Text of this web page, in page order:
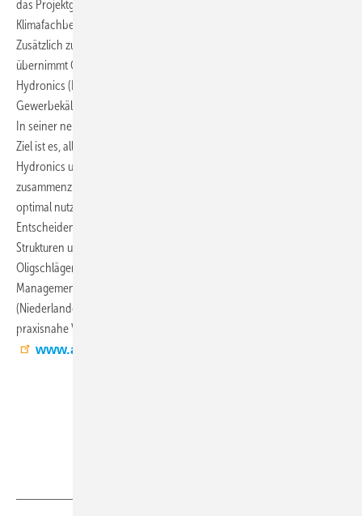
das Projektgeschäft mit Planungsbüros, Key-Account-Kunden und
Klimafachbetrieben sowie Großhändlern und Distributoren.
Zusätzlich zum Bereich Commercial Air Conditioning (CAC)
übernimmt Oligschläger die Teamleitung für die Produktgruppen
Hydronics (Kaltwassersysteme und Großwärmepumpen) und
Gewerbekälte.
In seiner neuen Aufgabe verfolgt Oligschläger eine klare Vision: „Mein
Ziel ist es, alle Produktgruppen – Kommerzielle Klimatechnik,
Hydronics und Gewerbekälte – in einer gemeinsamen Strategie
zusammenzuführen. So können wir unsere Stärken und Synergien
optimal nutzen und alle Kundengruppen bestmöglich bedienen.
Entscheidend sind dabei eine klare Kommunikation, optimierte
Strukturen und ein durchgängig kundenorientiertes Denken.“
Oligschläger verfügt über einen Abschluss in Engineering
Management & Kältetechnik der Technischen Hochschule Den Bosch
(Niederlande) und steht für technisches Know-how ebenso wie für
praxisnahe Vertriebsstrategien.
www.aircon.panasonic.de